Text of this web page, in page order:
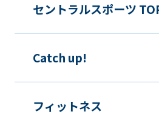
セントラルスポーツ
Catch up!
フィットネス